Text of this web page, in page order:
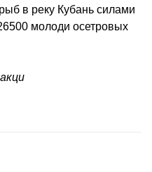
в реку Кубань силами
молоди осетровых